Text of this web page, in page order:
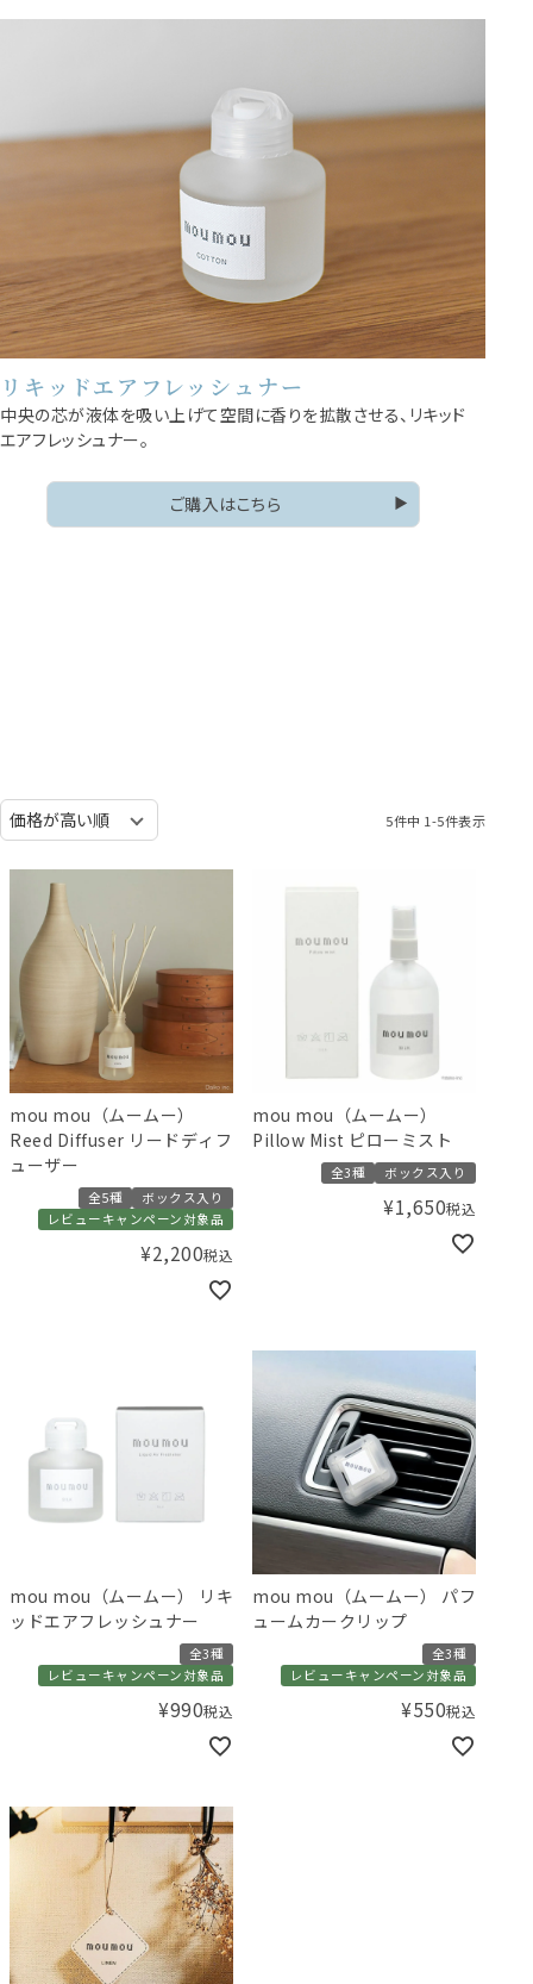
リキッドエアフレッシュナー
中央の芯が液体を吸い上げて空間に香りを拡散させる、リキッド
エアフレッシュナー。
ご購入はこちら
5件中 1-5件表示
mou mou（ムームー）
Reed Diffuser リードディフ
ューザー
全5種
ボックス入り
レビューキャンペーン対象品
¥2,200税込
mou mou（ムームー）
Pillow Mist ピローミスト
全3種 ボックス入り
¥1,650税込
mou mou（ムームー） リキ
ッドエアフレッシュナー
全3種
レビューキャンペーン対象品
¥990税込
mou mou（ムームー） パフ
ュームカークリップ
全3種
レビューキャンペーン対象品
¥550税込